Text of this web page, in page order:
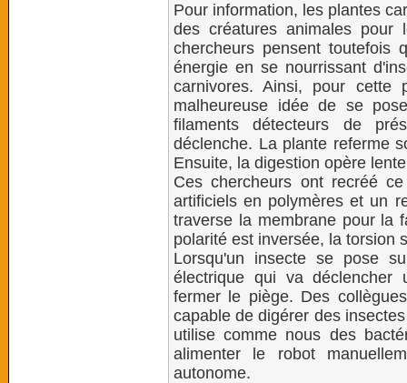
Pour information, les plantes
des créatures animales
chercheurs pensent toutefois
énergie en se nourrissant
carnivores. Ainsi, pour cette
malheureuse idée de se
filaments détecteurs de
déclenche. La plante referme
Ensuite, la digestion opère
Ces chercheurs ont recréé
artificiels en polymères et un
traverse la membrane pour la
polarité est inversée, la torsion
Lorsqu'un insecte se pose
électrique qui va déclencher
fermer le piège. Des
capable de digérer des
utilise comme nous des
alimenter le robot
autonome.